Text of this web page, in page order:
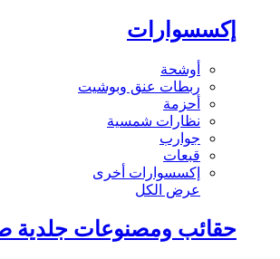
إكسسوارات
أوشحة
ربطات عنق وبوشيت
أحزمة
نظارات شمسية
جوارب
قبعات
إكسسوارات أخرى
عرض الكل
حقائب ومصنوعات جلدية